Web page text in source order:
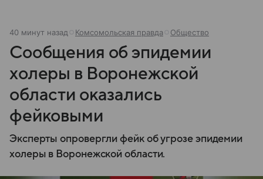
40 минут назад Комсомольская правда Общество
Сообщения об эпидемии
холеры в Воронежской
области оказались
фейковыми
Эксперты опровергли фейк об угрозе эпидемии
холеры в Воронежской области.